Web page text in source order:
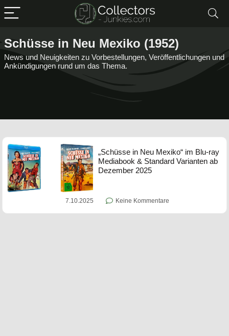
Schüsse in Neu Mexiko (1952)
News und Neuigkeiten zu Vorbestellungen, Veröffentlichungen und
Ankündigungen rund um das Thema.
„Schüsse in Neu Mexiko“ im Blu-ray
Mediabook & Standard Varianten ab
Dezember 2025
7.10.2025 Keine Kommentare